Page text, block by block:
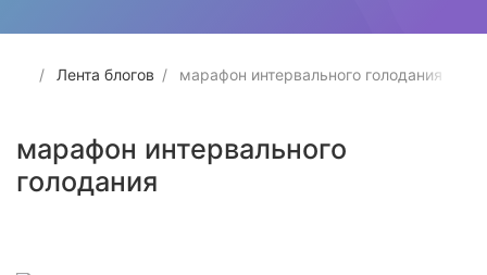
Лента блогов марафон интервального голодания
марафон интервального
голодания